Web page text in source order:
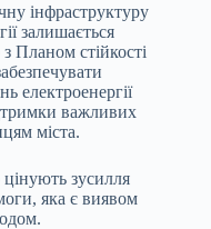
інфраструктуру
залишається
Планом стійкості
електроенергії
важливих
міста.
зусилля
яка є виявом